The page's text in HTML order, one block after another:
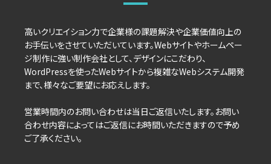
高いクリエイション力で企業様の課題解決や企業価値向上の
お手伝いをさせていただいています。Webサイトやホームペー
ジ制作に強い制作会社として、デザインにこだわり、
WordPressを使ったWebサイトから複雑なWebシステム開発
まで、様々なご要望にお応えします。
営業時間内のお問い合わせは当日ご返信いたします。お問い
合わせ内容によってはご返信にお時間いただきますので予め
ご了承ください。